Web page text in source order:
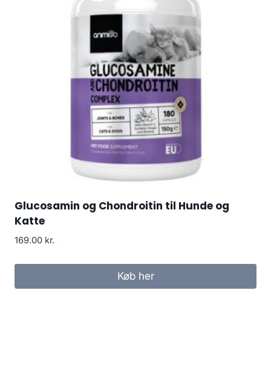
Glucosamin og Chondroitin til Hunde og
Katte
169.00 kr.
Køb her